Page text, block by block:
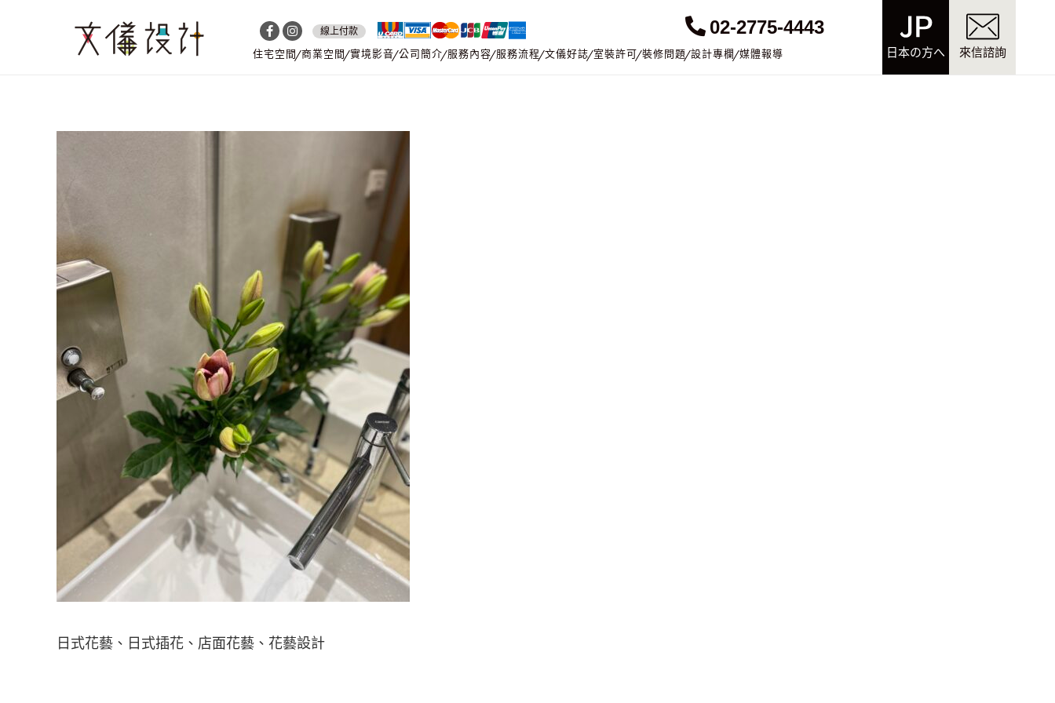
線上付款 02-2775-4443
住宅空間 商業空間 實境影音 公司簡介 服務內容 服務流程 文儀好誌 室裝許可 裝修問題 設計專欄 媒體報導 日本の方へ 來信諮詢
日式花藝、日式插花、店面花藝、花藝設計